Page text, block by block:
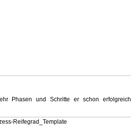
Phasen und Schritte er schon erfolgreich